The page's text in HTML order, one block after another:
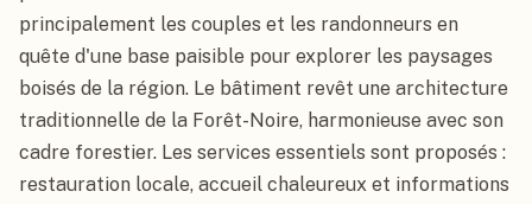
principalement les couples et les randonneurs en
quête d'une base paisible pour explorer les paysages
boisés de la région. Le bâtiment revêt une architecture
traditionnelle de la Forêt-Noire, harmonieuse avec son
cadre forestier. Les services essentiels sont proposés :
restauration locale, accueil chaleureux et informations